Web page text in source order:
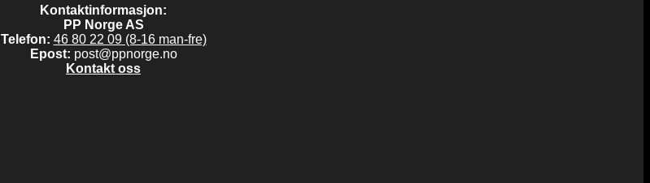
Kontaktinformasjon:
PP Norge AS
Telefon: 46 80 22 09 (8-16 man-fre)
Epost: post@ppnorge.no
Kontakt oss